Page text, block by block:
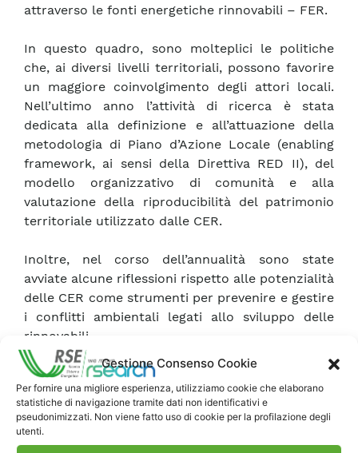
Gestione Consenso Cookie
Per fornire una migliore esperienza, utilizziamo cookie che elaborano
statistiche di navigazione tramite dati non identificativi e
pseudonimizzati. Non viene fatto uso di cookie per la profilazione degli
utenti.
attraverso le fonti energetiche rinnovabili – FER.
In questo quadro, sono molteplici le politiche
che, ai diversi livelli territoriali, possono favorire
un maggiore coinvolgimento degli attori locali.
Nell’ultimo anno l’attività di ricerca è stata
dedicata alla definizione e all’attuazione della
metodologia di Piano d’Azione Locale (enabling
framework, ai sensi della Direttiva RED II), del
modello organizzativo di comunità e alla
valutazione della riproducibilità del patrimonio
territoriale utilizzato dalle CER.
Inoltre, nel corso dell’annualità sono state
avviate alcune riflessioni rispetto alle potenzialità
delle CER come strumenti per prevenire e gestire
i conflitti ambientali legati allo sviluppo delle
rinnovabili.
Il rapporto relaziona infine sulle potenzialità
dell’applicazione della risorsa geotermica alle
comunità energetiche in un’area di test dove
sono presenti CER, aprendo di conseguenza le